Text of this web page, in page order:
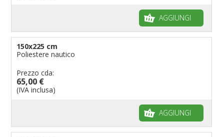
AGGIUNGI
150x225 cm
Poliestere nautico
Prezzo cda:
65,00 €
(IVA inclusa)
AGGIUNGI